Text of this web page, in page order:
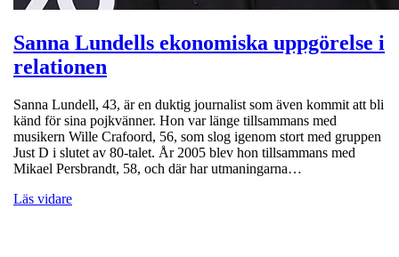
Sanna Lundells ekonomiska uppgörelse i
relationen
Sanna Lundell, 43, är en duktig journalist som även kommit att bli
känd för sina pojkvänner. Hon var länge tillsammans med
musikern Wille Crafoord, 56, som slog igenom stort med gruppen
Just D i slutet av 80-talet. År 2005 blev hon tillsammans med
Mikael Persbrandt, 58, och där har utmaningarna…
Läs vidare